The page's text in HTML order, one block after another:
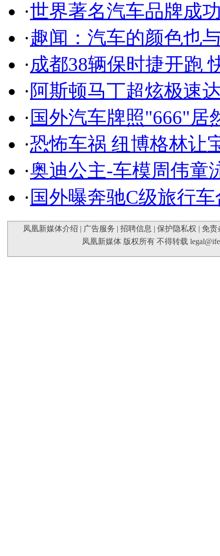
·世界著名汽车品牌成
·趣闻：汽车的颜色也
·成都38辆保时捷开跑
·阿斯顿马丁超炫极速
· 国外汽车牌照"666"居
·恐怖车祸 纽博格林让
·奥迪公主-车模周伟童
· 国外曝奔驰C级旅行
凤凰新媒体介绍 | 广告服务 | 招聘信息 | 保护隐私权 | 免责
凤凰新媒体 版权所有 不得转载